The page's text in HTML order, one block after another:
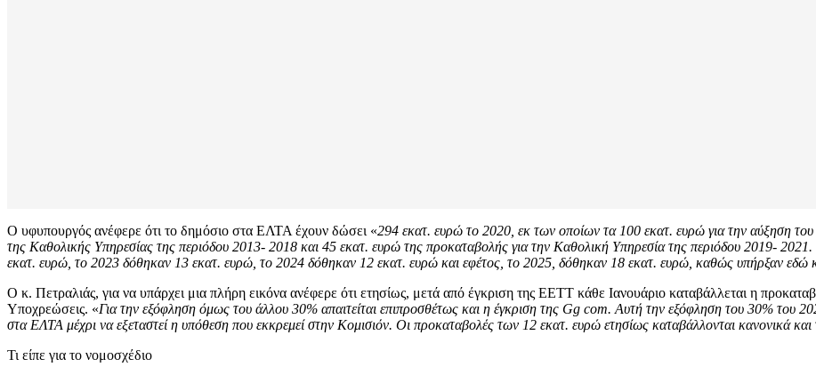
Ο υφυπουργός ανέφερε ότι το δημόσιο στα ΕΛΤΑ έχουν δώσει «294 εκατ. ευρώ το 2020, εκ των οποίων τα 100 εκατ. ευρώ για την αύξηση
της Καθολικής Υπηρεσίας της περιόδου 2013- 2018 και 45 εκατ. ευρώ της προκαταβολής για την Καθολική Υπηρεσία της περιόδου 2019-
εκατ. ευρώ, το 2023 δόθηκαν 13 εκατ. ευρώ, το 2024 δόθηκαν 12 εκατ. ευρώ και εφέτος, το 2025, δόθηκαν 18 εκατ. ευρώ, καθώς υπήρξαν εδώ
Ο κ. Πετραλιάς, για να υπάρχει μια πλήρη εικόνα ανέφερε ότι ετησίως, μετά από έγκριση της ΕΕΤΤ κάθε Ιανουάριο καταβάλλεται η
Υποχρεώσεις. «Για την εξόφληση όμως του άλλου 30% απαιτείται επιπροσθέτως και η έγκριση της Gg com. Αυτή την εξόφληση του 30% του
στα ΕΛΤΑ μέχρι να εξεταστεί η υπόθεση που εκκρεμεί στην Κομισιόν. Οι προκαταβολές των 12 εκατ. ευρώ ετησίως καταβάλλονται κανονικά
Τι είπε για το νομοσχέδιο